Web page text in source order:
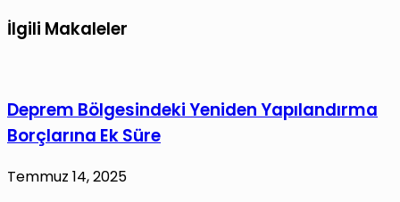
İlgili Makaleler
Deprem Bölgesindeki Yeniden Yapılandırma
Borçlarına Ek Süre
Temmuz 14, 2025